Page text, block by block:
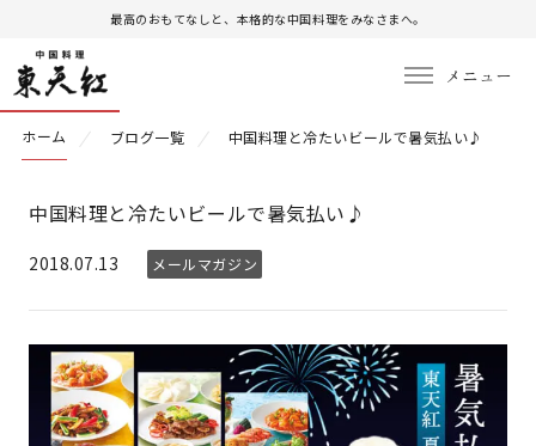
最高のおもてなしと、本格的な中国料理をみなさまへ。
ホーム ブログ一覧 中国料理と冷たいビールで暑気払い♪
中国料理と冷たいビールで暑気払い♪
2018.07.13 メールマガジン